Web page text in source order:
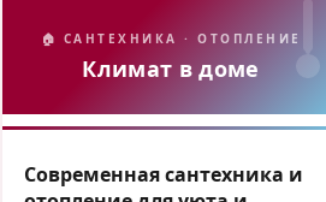
🏠 САНТЕХНИКА · ОТОПЛЕНИЕ
Климат в доме
Современная сантехника и